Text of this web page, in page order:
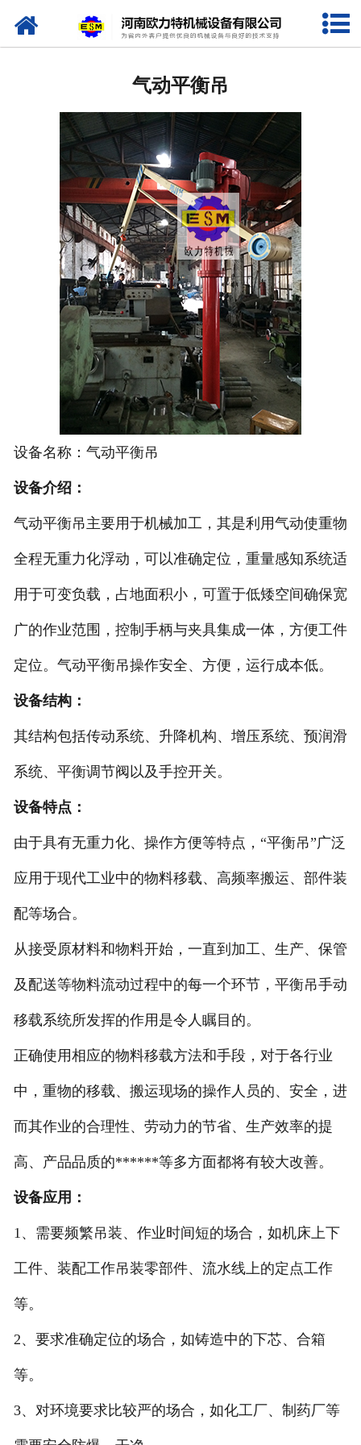
网站首页
机械手
旋臂起重机
墙壁吊
CD1 MD1 型电动葫芦
LX型电动单梁悬挂起重机
LD型电动单梁桥式起重机
翻转平台
葫芦双梁起重机
气动平衡吊
设备名称：气动平衡吊
设备介绍：
气动平衡吊主要用于机械加工，其是利用气动使重物
全程无重力化浮动，可以准确定位，重量感知系统适
用于可变负载，占地面积小，可置于低矮空间确保宽
广的作业范围，控制手柄与夹具集成一体，方便工件
定位。气动平衡吊操作安全、方便，运行成本低。
设备结构：
其结构包括传动系统、升降机构、增压系统、预润滑
系统、平衡调节阀以及手控开关。
设备特点：
由于具有无重力化、操作方便等特点，“平衡吊”广泛
应用于现代工业中的物料移载、高频率搬运、部件装
配等场合。
从接受原材料和物料开始，一直到加工、生产、保管
及配送等物料流动过程中的每一个环节，平衡吊手动
移载系统所发挥的作用是令人瞩目的。
正确使用相应的物料移载方法和手段，对于各行业
中，重物的移载、搬运现场的操作人员的、安全，进
而其作业的合理性、劳动力的节省、生产效率的提
高、产品品质的******等多方面都将有较大改善。
设备应用：
1、需要频繁吊装、作业时间短的场合，如机床上下
工件、装配工作吊装零部件、流水线上的定点工作
等。
2、要求准确定位的场合，如铸造中的下芯、合箱
等。
3、对环境要求比较严的场合，如化工厂、制药厂等